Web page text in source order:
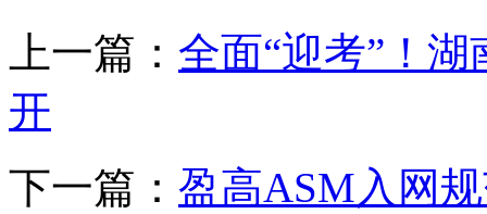
上一篇： 全面“迎考”！
开
下一篇： 盈高ASM入网